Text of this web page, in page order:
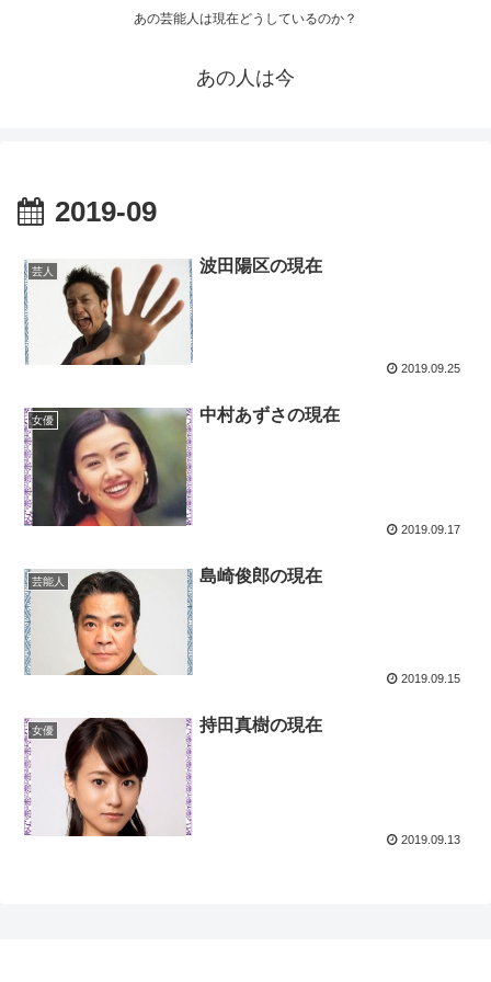
あの芸能人は現在どうしているのか？
あの人は今
2019-09
芸人 波田陽区の現在
2019.09.25
女優 中村あずさの現在
2019.09.17
芸能人 島崎俊郎の現在
2019.09.15
女優 持田真樹の現在
2019.09.13